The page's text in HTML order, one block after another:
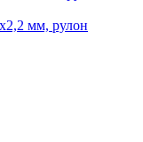
мм, рулон